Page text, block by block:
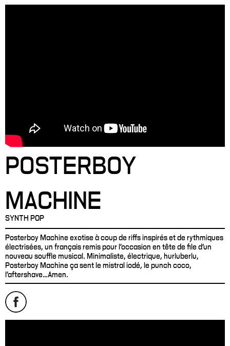
POSTERBOY
MACHINE
SYNTH POP
Posterboy Machine exotise à coup de riffs inspirés et de rythmiques
électrisées, un français remis pour l’occasion en tête de file d’un
nouveau souffle musical. Minimaliste, électrique, hurluberlu,
Posterboy Machine ça sent le mistral iodé, le punch coco,
l'aftershave…Amen.